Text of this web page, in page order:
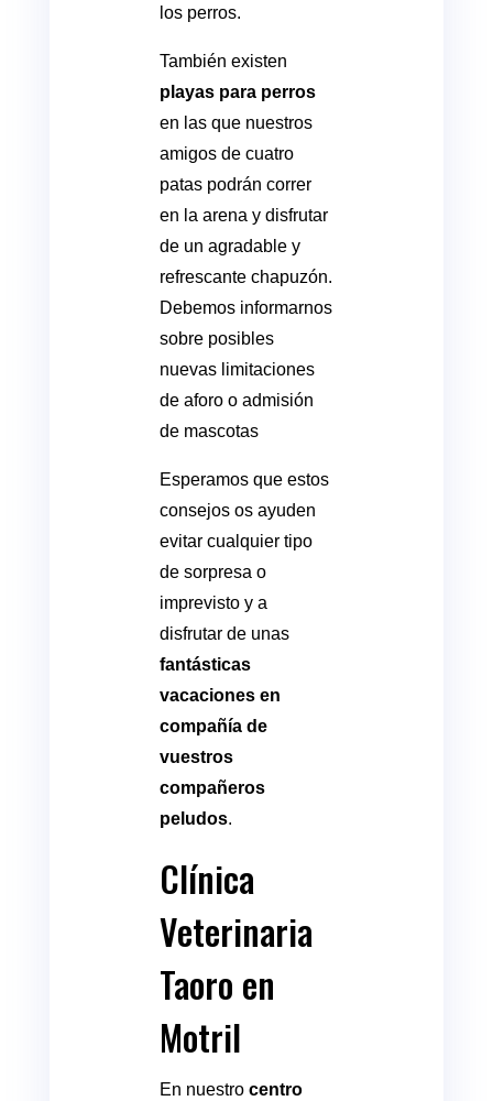
los perros.
También existen
playas para perros
en las que nuestros
amigos de cuatro
patas podrán correr
en la arena y disfrutar
de un agradable y
refrescante chapuzón.
Debemos informarnos
sobre posibles
nuevas limitaciones
de aforo o admisión
de mascotas
Esperamos que estos
consejos os ayuden
evitar cualquier tipo
de sorpresa o
imprevisto y a
disfrutar de unas
fantásticas
vacaciones en
compañía de
vuestros
compañeros
peludos.
Clínica
Veterinaria
Taoro en
Motril
En nuestro centro